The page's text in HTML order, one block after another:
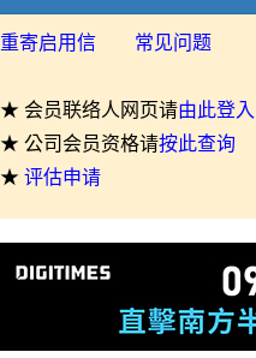
重寄启用信 常见问题
★ 会员联络人网页请由此登入
★ 公司会员资格请按此查询
★ 评估申请